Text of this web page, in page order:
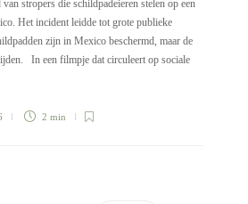
stropers die schildpadeieren stelen op een
Het incident leidde tot grote publieke
zijn in Mexico beschermd, maar de
In een filmpje dat circuleert op sociale
2 min